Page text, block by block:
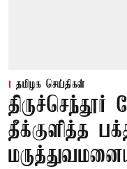
தமிழக செய்திகள்
தீக்குளித்த